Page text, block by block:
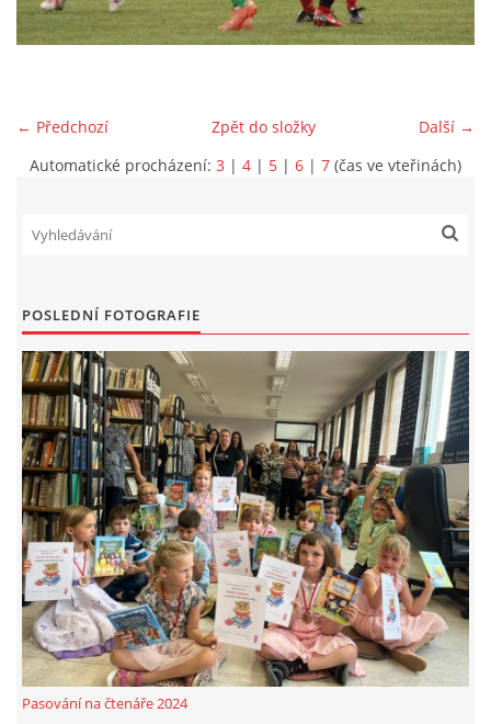
VIDEA Z DRONU
"KNIHOBUDKY"
ČASOSBĚRY - CHRÁŠŤANY
PROJEKT FLYNN "KNIHOVNA" CARSEN
E-KNIHY DO KAŽDÉ KNIHOVNY
GRANTY A DOTACE
MOBILNÍ APLIKACE
FREE WIFI
VÝZNAČNÍ RODÁCI
FOTOALBUM
← Předchozí Další →
Zpět do složky
Automatické procházení: 3 | 4 | 5 | 6 | 7 (čas ve vteřinách)
POSLEDNÍ FOTOGRAFIE
Pasování na čtenáře 2024